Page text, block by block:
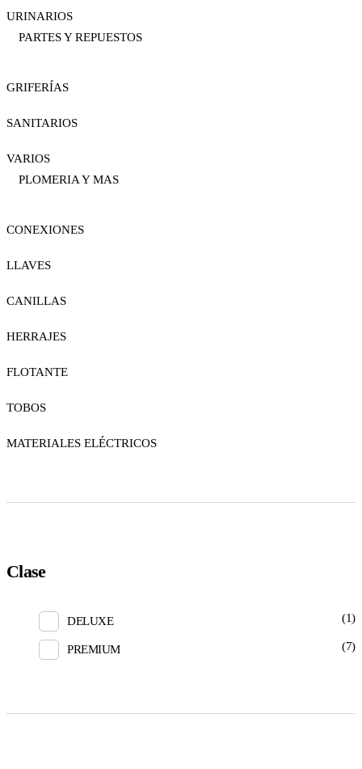
URINARIOS
PARTES Y REPUESTOS
GRIFERÍAS
SANITARIOS
VARIOS
PLOMERIA Y MAS
CONEXIONES
LLAVES
CANILLAS
HERRAJES
FLOTANTE
TOBOS
MATERIALES ELÉCTRICOS
Clase
DELUXE (1)
PREMIUM (7)